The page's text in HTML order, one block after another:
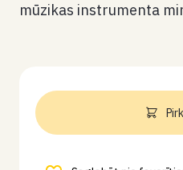
mūzikas instrumenta